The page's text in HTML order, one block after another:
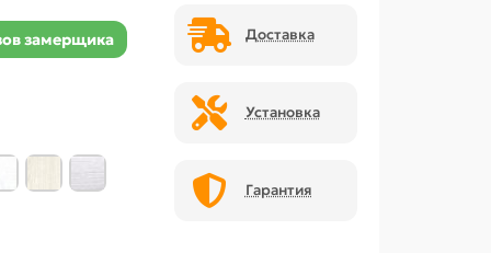
замерщика Доставка
Установка
Гарантия